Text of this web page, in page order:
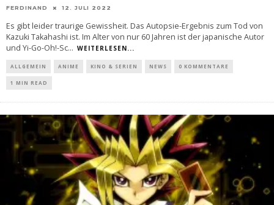
FERDINAND 12. JULI 2022
Es gibt leider traurige Gewissheit. Das Autopsie-Ergebnis zum Tod von
Kazuki Takahashi ist. Im Alter von nur 60 Jahren ist der japanische Autor
und Yi-Go-Oh!-Sc... WEITERLESEN...
ALLGEMEIN ANIME KINO & SERIEN NEWS 0 KOMMENTARE
1 MIN READ